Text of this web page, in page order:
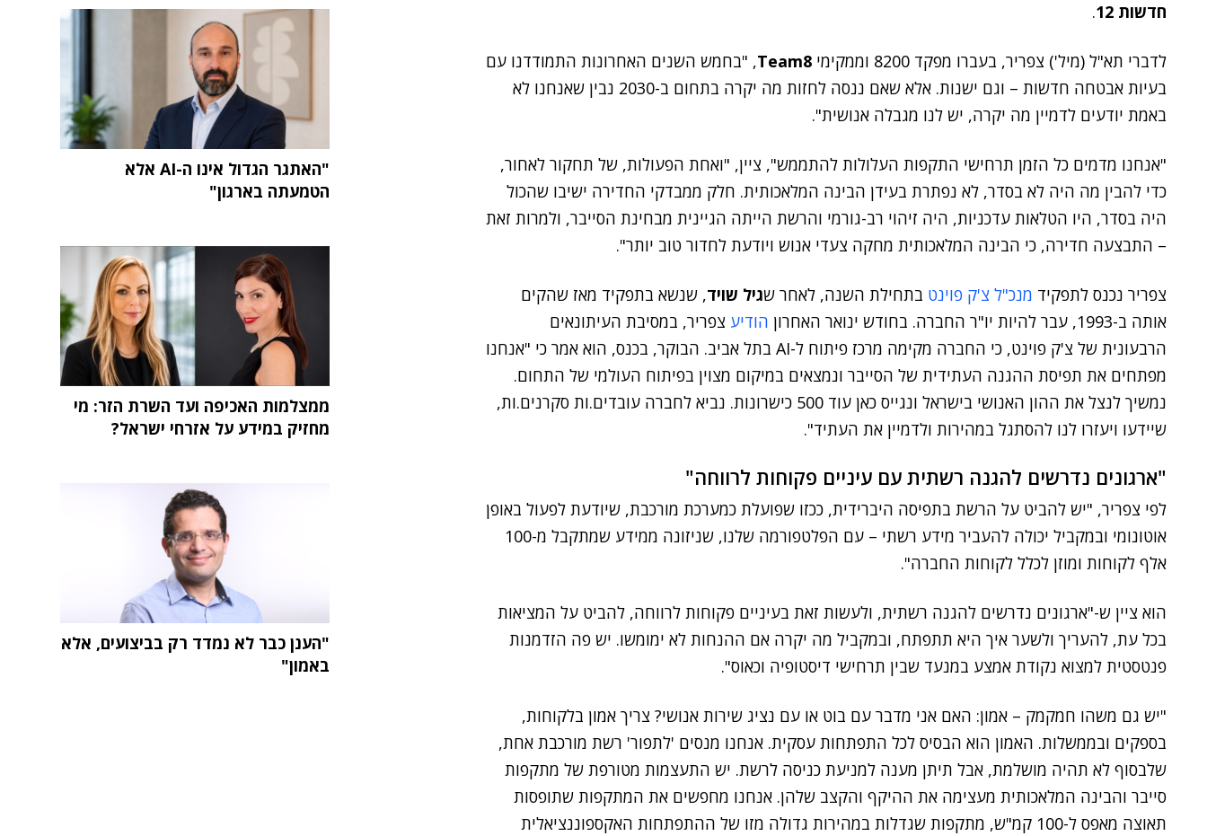
חדשות 12
.
לדברי תא"ל (מיל') צפריר, בעברו מפקד 8200 וממקימי Team8, "בחמש השנים האחרונות התמודדנו עם
בעיות אבטחה חדשות – וגם ישנות. אלא שאם ננסה לחזות מה יקרה בתחום ב-2030 נבין שאנחנו לא
באמת יודעים לדמיין מה יקרה, יש לנו מגבלה אנושית".
"אנחנו מדמים כל הזמן תרחישי התקפות העלולות להתממש", ציין, "ואחת הפעולות, של תחקור לאחור,
כדי להבין מה היה לא בסדר, לא נפתרת בעידן הבינה המלאכותית. חלק ממבדקי החדירה ישיבו שהכול
היה בסדר, היו הטלאות עדכניות, היה זיהוי רב-גורמי והרשת הייתה הגיינית מבחינת הסייבר, ולמרות זאת
– התבצעה חדירה, כי הבינה המלאכותית מחקה צעדי אנוש ויודעת לחדור טוב יותר".
צפריר נכנס לתפקיד מנכ"ל צ'ק פוינט בתחילת השנה, לאחר שגיל שויד, שנשא בתפקיד מאז שהקים
אותה ב-1993, עבר להיות יו"ר החברה. בחודש ינואר האחרון
הודיע צפריר, במסיבת העיתונאים
הרבעונית של צ'ק פוינט, כי החברה מקימה מרכז פיתוח ל-AI בתל אביב. הבוקר, בכנס, הוא אמר כי "אנחנו
מפתחים את תפיסת ההגנה העתידית של הסייבר ונמצאים במיקום מצוין בפיתוח העולמי של התחום.
נמשיך לנצל את ההון האנושי בישראל ונגייס כאן עוד 500 כישרונות. נביא לחברה עובדים.ות סקרנים.ות,
שיידעו ויעזרו לנו להסתגל במהירות ולדמיין את העתיד".
"ארגונים נדרשים להגנה רשתית עם עיניים פקוחות לרווחה"
לפי צפריר, "יש להביט על הרשת בתפיסה היברידית, ככזו שפועלת כמערכת מורכבת, שיודעת לפעול באופן
אוטונומי ובמקביל יכולה להעביר מידע רשתי – עם הפלטפורמה שלנו, שניזונה ממידע שמתקבל מ-100
אלף לקוחות ומוזן לכלל לקוחות החברה".
הוא ציין ש-"ארגונים נדרשים להגנה רשתית, ולעשות זאת בעיניים פקוחות לרווחה, להביט על המציאות
בכל עת, להעריך ולשער איך היא תתפתח, ובמקביל מה יקרה אם ההנחות לא ימומשו. יש פה הזדמנות
פנטסטית למצוא נקודת אמצע במנעד שבין תרחישי דיסטופיה וכאוס".
"יש גם משהו חמקמק – אמון: האם אני מדבר עם בוט או עם נציג שירות אנושי? צריך אמון בלקוחות,
בספקים ובממשלות. האמון הוא הבסיס לכל התפתחות עסקית. אנחנו מנסים 'לתפור' רשת מורכבת אחת,
שלבסוף לא תהיה מושלמת, אבל תיתן מענה למניעת כניסה לרשת. יש התעצמות מטורפת של מתקפות
סייבר והבינה המלאכותית מעצימה את ההיקף והקצב שלהן. אנחנו מחפשים את המתקפות שתופסות
תאוצה מאפס ל-100 קמ"ש, מתקפות שגדלות במהירות גדולה מזו של ההתפתחות האקספוננציאלית
"האתגר הגדול אינו ה-AI אלא
הטמעתה בארגון"
ממצלמות האכיפה ועד השרת הזר: מי
מחזיק במידע על אזרחי ישראל?
"הענן כבר לא נמדד רק בביצועים, אלא
באמון"